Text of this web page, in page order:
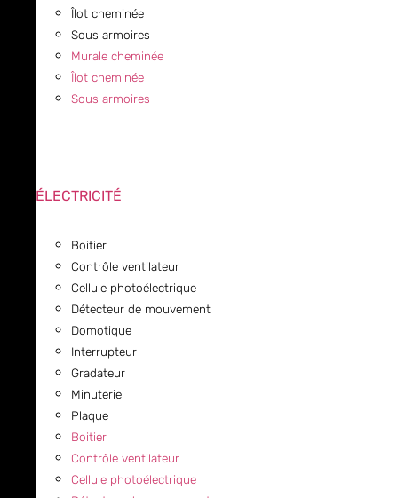
Îlot cheminée
Sous armoires
Murale cheminée
Îlot cheminée
Sous armoires
ÉLECTRICITÉ
Boitier
Contrôle ventilateur
Cellule photoélectrique
Détecteur de mouvement
Domotique
Interrupteur
Gradateur
Minuterie
Plaque
Boitier
Contrôle ventilateur
Cellule photoélectrique